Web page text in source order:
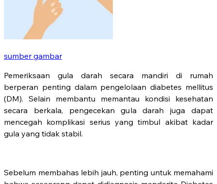
sumber gambar
Pemeriksaan gula darah secara mandiri di rumah
berperan penting dalam pengelolaan diabetes mellitus
(DM). Selain membantu memantau kondisi kesehatan
secara berkala, pengecekan gula darah juga dapat
mencegah komplikasi serius yang timbul akibat kadar
gula yang tidak stabil.
Sebelum membahas lebih jauh, penting untuk memahami